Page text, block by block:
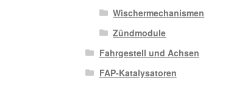
Wischermechanismen
Zündmodule
Fahrgestell und Achsen
FAP-Katalysatoren